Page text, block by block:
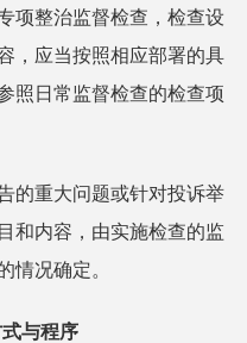
整治监督检查，检查设
，应当按照相应部署的具
照日常监督检查的检查项
重大问题或针对投诉举
和内容，由实施检查的监
情况确定。
与程序